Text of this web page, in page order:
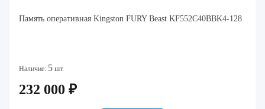
Память оперативная Kingston FURY Beast KF552C40BBK4-128
Наличие: 5 шт.
232 000 ₽